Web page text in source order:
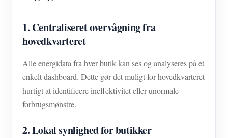
1. Centraliseret overvågning fra
hovedkvarteret
Alle energidata fra hver butik kan ses og analyseres på et
enkelt dashboard. Dette gør det muligt for hovedkvarteret
hurtigt at identificere ineffektivitet eller unormale
forbrugsmønstre.
2. Lokal synlighed for butikker